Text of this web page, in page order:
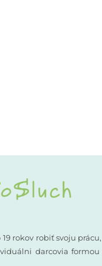
rokov robiť svoju
darcovia formou